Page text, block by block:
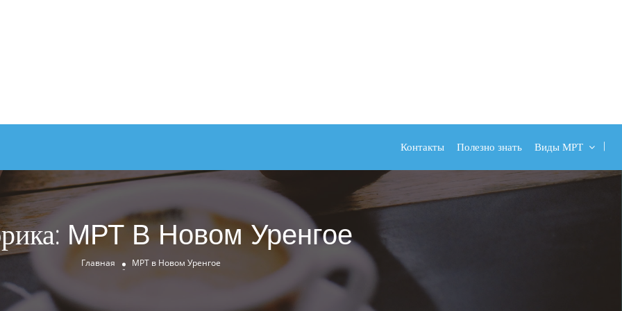
Контакты Полезно знать Виды МРТ
МРТ В Новом Уренгое
Главная МРТ в Новом Уренгое